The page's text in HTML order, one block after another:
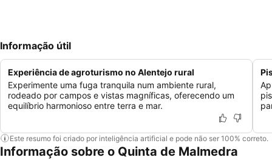
Informação útil
Experiência de agroturismo no Alentejo rural
Experimente uma fuga tranquila num ambiente rural,
rodeado por campos e vistas magníficas, oferecendo um
equilíbrio harmonioso entre terra e mar.
Este resumo foi criado por inteligência artificial e pode não ser 100% correto.
Informação sobre o Quinta de Malmedra